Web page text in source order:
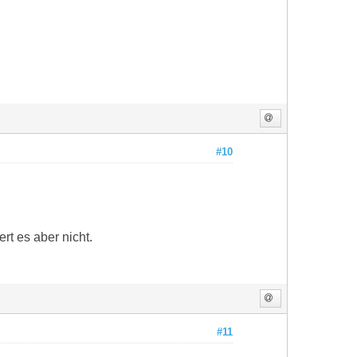
#10
es aber nicht.
#11